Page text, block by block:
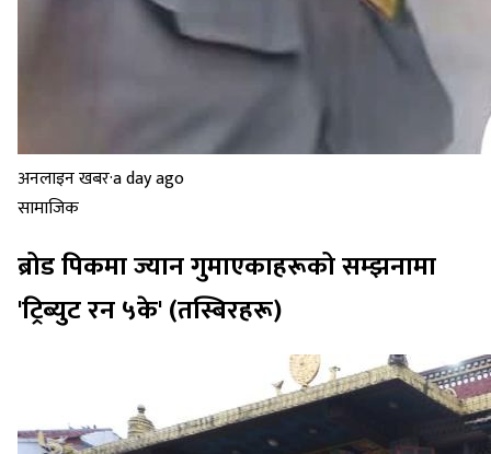
अनलाइन खबर·a day ago
सामाजिक
ब्रोड पिकमा ज्यान गुमाएकाहरूको सम्झनामा
'ट्रिब्युट रन ५के' (तस्बिरहरू)